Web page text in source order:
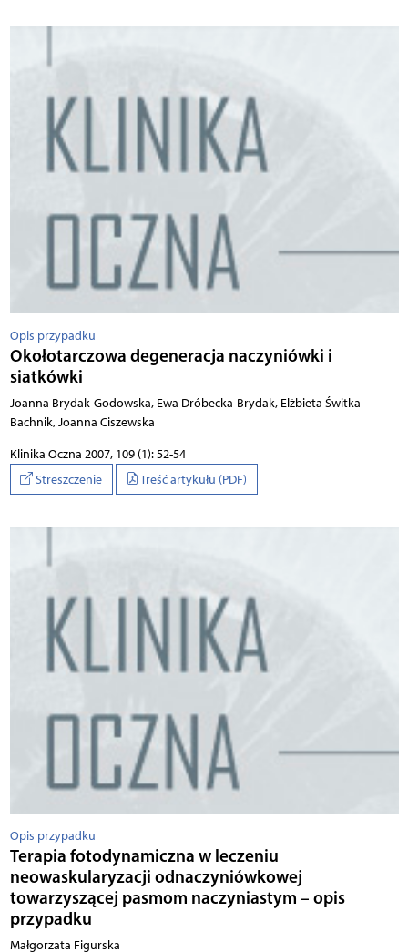
Opis przypadku
Okołotarczowa degeneracja naczyniówki i
siatkówki
Joanna Brydak-Godowska, Ewa Dróbecka-Brydak, Elżbieta Świtka-
Bachnik, Joanna Ciszewska
Klinika Oczna 2007, 109 (1): 52-54
Streszczenie
Treść artykułu (PDF)
Opis przypadku
Terapia fotodynamiczna w leczeniu
neowaskularyzacji odnaczyniówkowej
towarzyszącej pasmom naczyniastym – opis
przypadku
Małgorzata Figurska